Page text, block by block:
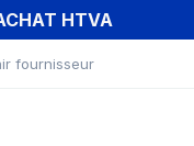
HTVA
fournisseur